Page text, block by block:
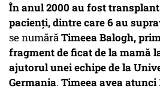
În anul 2000 au fost
pacienți, dintre care 6 au
se numărăTimeea Balogh,
fragment de ficat de la mamă
ajutorul unei echipe de la
Germania. Timeea avea atunci